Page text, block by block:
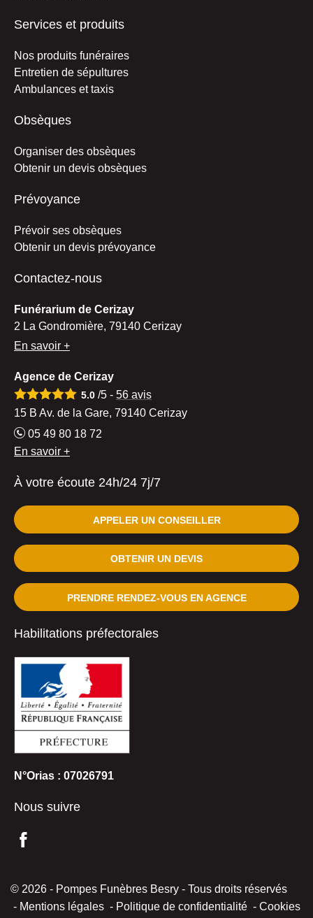
Services et produits
Nos produits funéraires
Entretien de sépultures
Ambulances et taxis
Obsèques
Organiser des obsèques
Obtenir un devis obsèques
Prévoyance
Prévoir ses obsèques
Obtenir un devis prévoyance
Contactez-nous
Funérarium de Cerizay
2 La Gondromière, 79140 Cerizay
En savoir +
Agence de Cerizay
5.0 /5 - 56 avis
15 B Av. de la Gare, 79140 Cerizay
05 49 80 18 72
En savoir +
À votre écoute 24h/24 7j/7
APPELER UN CONSEILLER
OBTENIR UN DEVIS
PRENDRE RENDEZ-VOUS EN AGENCE
Habilitations préfectorales
N°Orias : 07026791
Nous suivre
© 2026 - Pompes Funèbres Besry - Tous droits réservés
Mentions légales
Politique de confidentialité Cookies